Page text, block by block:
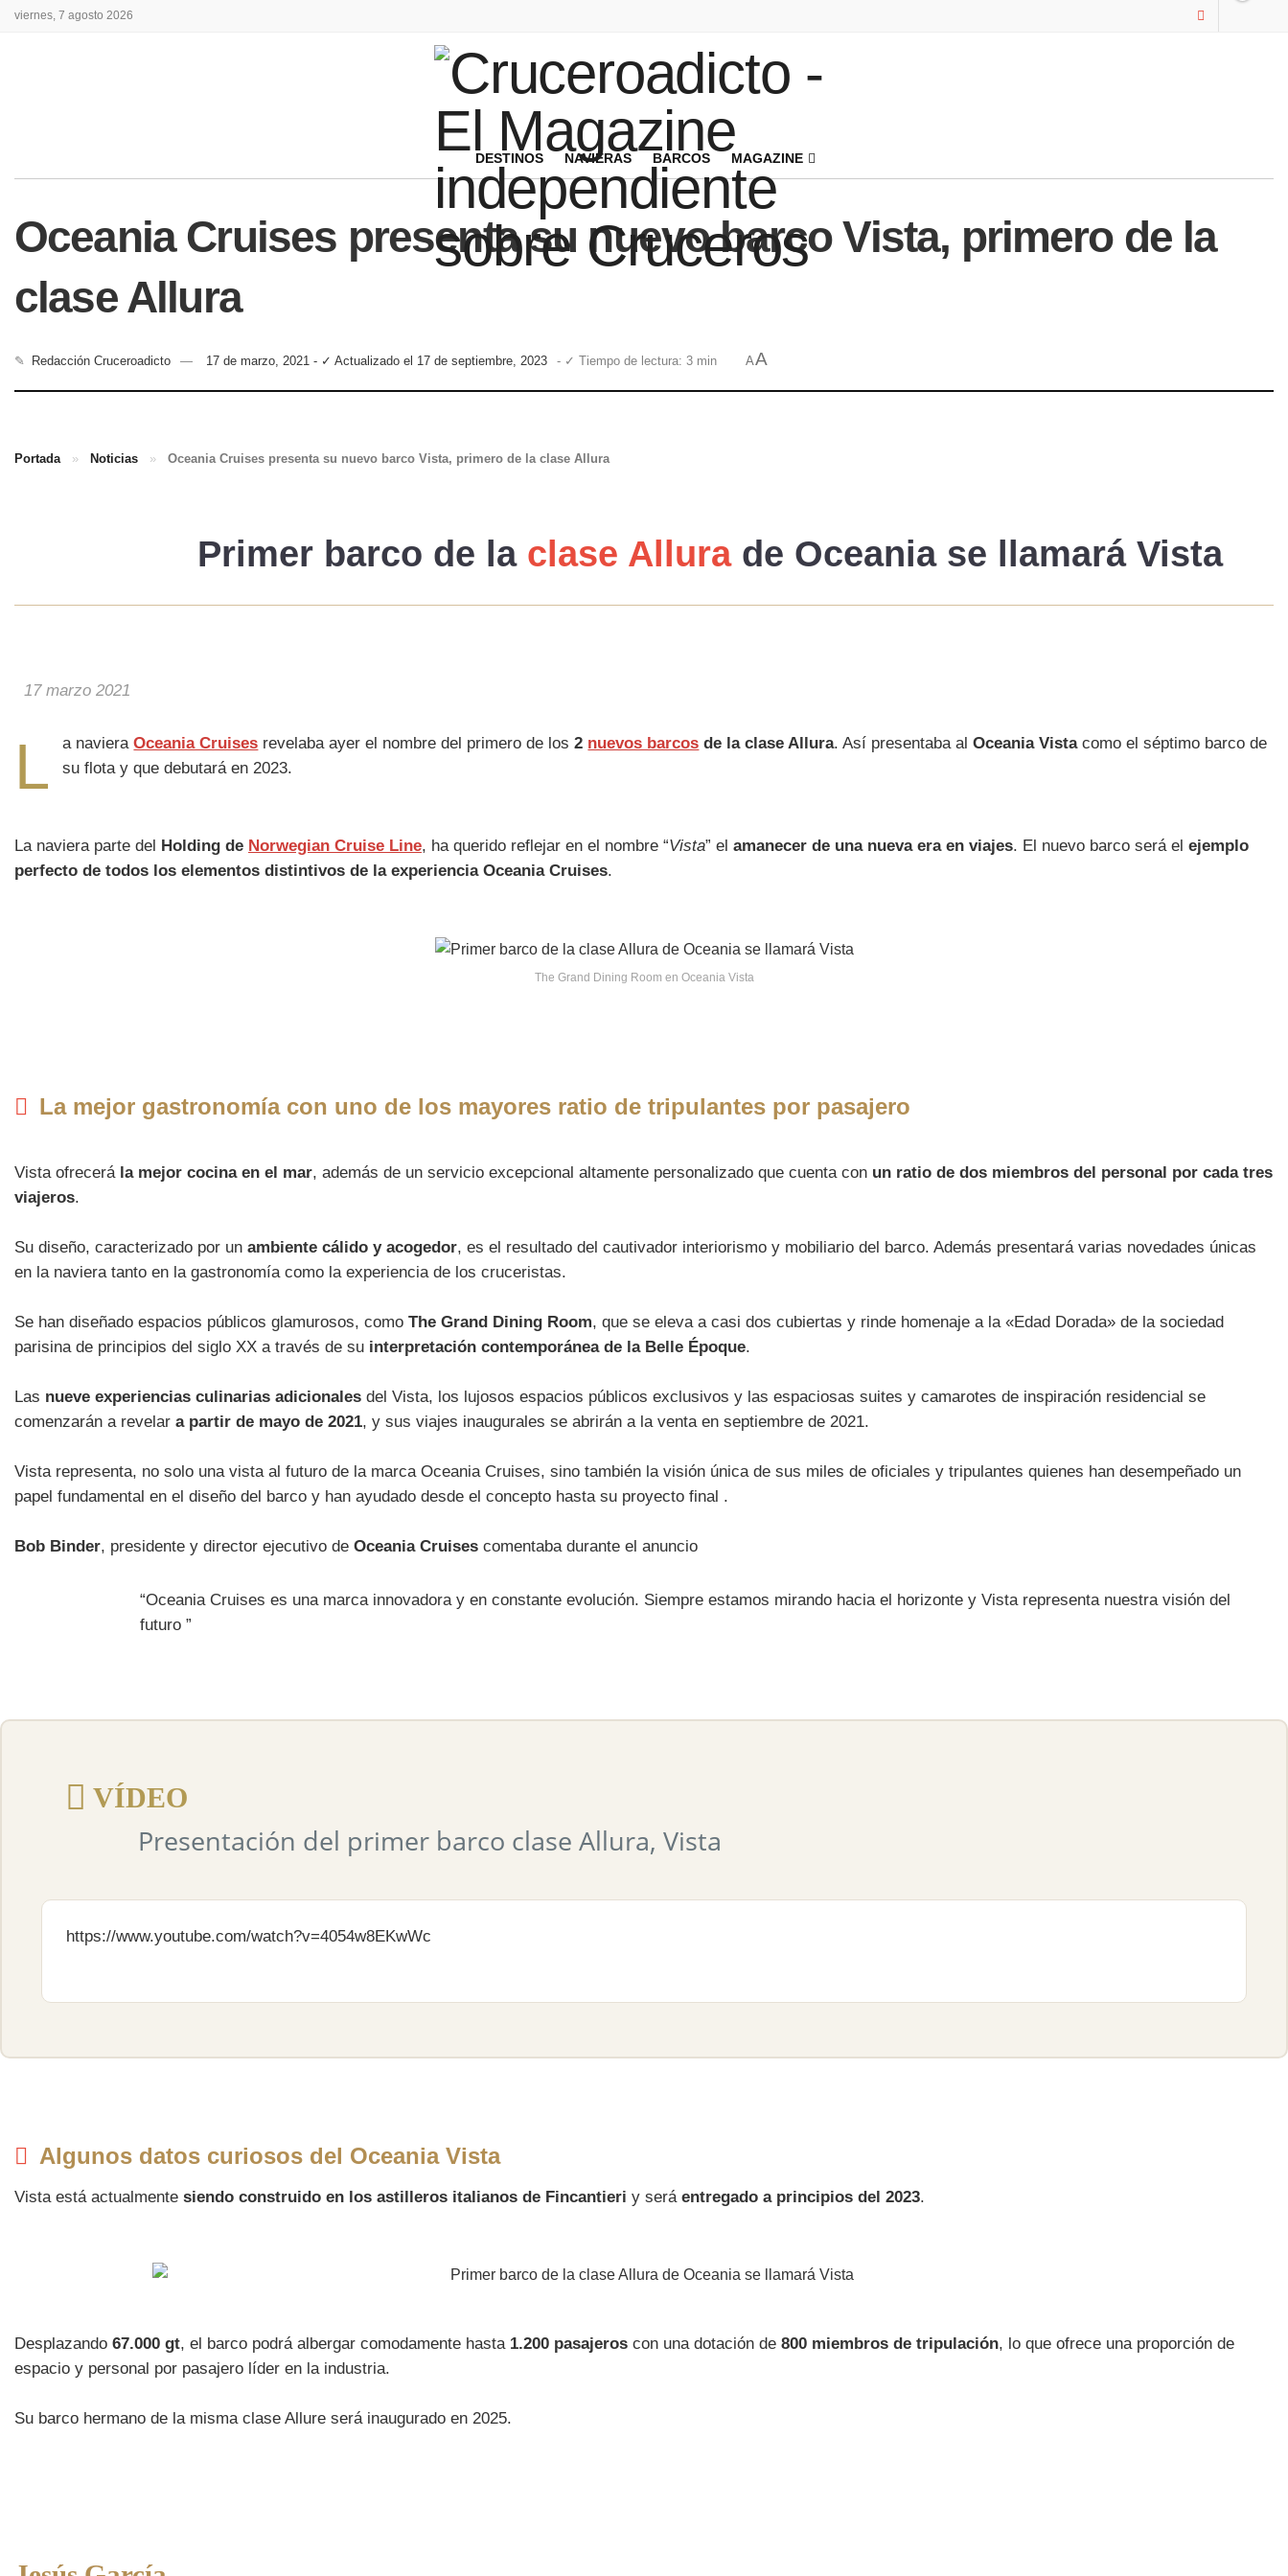
viernes, 7 agosto 2026
DESTINOS NAVIERAS BARCOS MAGAZINE
Oceania Cruises presenta su nuevo barco Vista, primero de la
clase Allura
✎ Redacción Cruceroadicto 17 de marzo, 2021 - ✓ Actualizado el 17 de septiembre, 2023 - ✓ Tiempo de lectura: 3 min AA
Portada » Noticias » Oceania Cruises presenta su nuevo barco Vista, primero de la clase Allura
Primer barco de la clase Allurade Oceania se llamará Vista
17 marzo 2021
L a navieraOceania Cruises revelaba ayer el nombre del primero de los2 nuevos barcos de la clase Allura. Así presentaba alOceania Vistacomo el séptimo barco de
su flota y que debutará en 2023.
La naviera parte del Holding de Norwegian Cruise Line, ha querido reflejar en el nombre “Vista” el amanecer de una nueva era en viajes. El nuevo barco será el ejemplo
perfecto de todos los elementos distintivos de la experiencia Oceania Cruises.
The Grand Dining Room en Oceania Vista
La mejor gastronomía con uno de los mayores ratio de tripulantes por pasajero
Vista ofrecerá la mejor cocina en el mar, además de un servicio excepcional altamente personalizado que cuenta con un ratio de dos miembros del personal por cada tres
viajeros.
Su diseño, caracterizado por un ambiente cálido y acogedor, es el resultado del cautivador interiorismo y mobiliario del barco. Además presentará varias novedades únicas
en la naviera tanto en la gastronomía como la experiencia de los cruceristas.
Se han diseñado espacios públicos glamurosos, como The Grand Dining Room, que se eleva a casi dos cubiertas y rinde homenaje a la «Edad Dorada» de la sociedad
parisina de principios del siglo XX a través de su interpretación contemporánea de la Belle Époque.
Las nueve experiencias culinarias adicionales del Vista, los lujosos espacios públicos exclusivos y las espaciosas suites y camarotes de inspiración residencial se
comenzarán a revelar a partir de mayo de 2021, y sus viajes inaugurales se abrirán a la venta en septiembre de 2021.
Vista representa, no solo una vista al futuro de la marca Oceania Cruises, sino también la visión única de sus miles de oficiales y tripulantes quienes han desempeñado un
papel fundamental en el diseño del barco y han ayudado desde el concepto hasta su proyecto final .
Bob Binder, presidente y director ejecutivo de Oceania Cruises comentaba durante el anuncio
“Oceania Cruises es una marca innovadora y en constante evolución. Siempre estamos mirando hacia el horizonte y Vista representa nuestra visión del
futuro ”
VÍDEO
Presentación del primer barco clase Allura, Vista
https://www.youtube.com/watch?v=4054w8EKwWc
Algunos datos curiosos del Oceania Vista
Vista está actualmente siendo construido en los astilleros italianos de Fincantieri y será entregado a principios del 2023.
Desplazando 67.000 gt, el barco podrá albergar comodamente hasta 1.200 pasajeros con una dotación de 800 miembros de tripulación, lo que ofrece una proporción de
espacio y personal por pasajero líder en la industria.
Su barco hermano de la misma clase Allure será inaugurado en 2025.